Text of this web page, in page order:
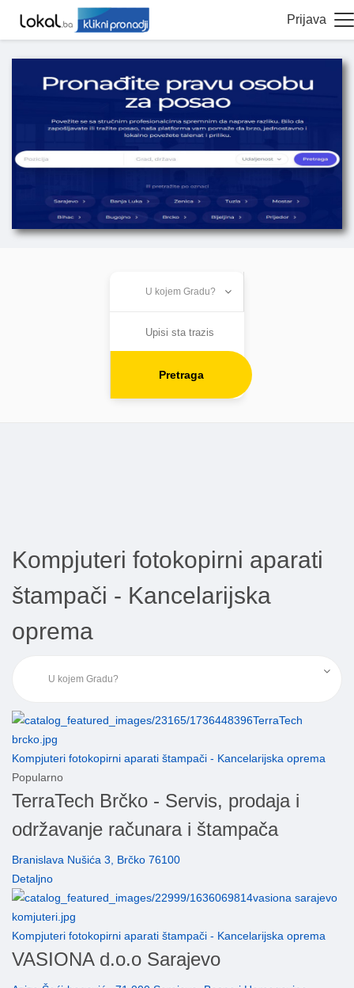
Prijava
Pretraga
Kompjuteri fotokopirni aparati
štampači - Kancelarijska
oprema
Kompjuteri fotokopirni aparati štampači - Kancelarijska oprema
Popularno
TerraTech Brčko - Servis, prodaja i
održavanje računara i štampača
Branislava Nušića 3, Brčko 76100
Detaljno
Kompjuteri fotokopirni aparati štampači - Kancelarijska oprema
VASIONA d.o.o Sarajevo